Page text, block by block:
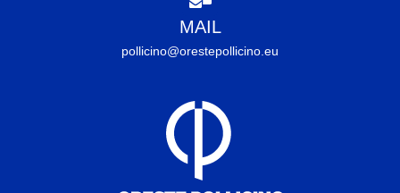
MAIL
pollicino@orestepollicino.eu